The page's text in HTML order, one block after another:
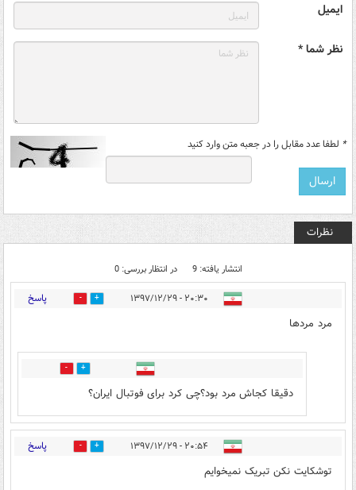
ایمیل
نظر شما *
* لطفا عدد مقابل را در جعبه متن وارد کنید
نظرات
انتشار یافته: 9 در انتظار بررسی: 0
۲۰:۳۰ - ۱۳۹۷/۱۲/۲۹ 34 پاسخ
مرد مردها
7
دقیقا کجاش مرد بود؟چی کرد برای فوتبال ایران؟
۲۰:۵۴ - ۱۳۹۷/۱۲/۲۹ 16 پاسخ
توشکایت نکن تبریک نمیخوایم